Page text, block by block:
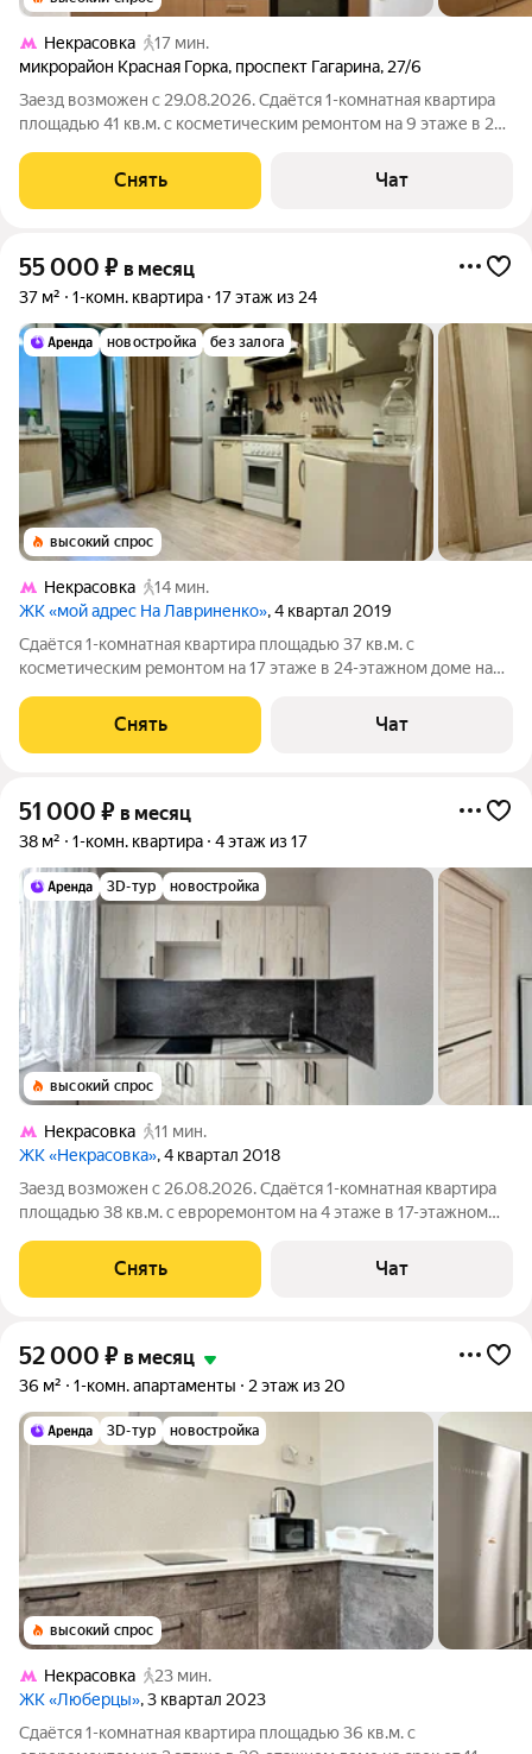
Некрасовка
17 мин.
микрорайон Красная Горка, проспект Гагарина, 27/6
Заезд возможен с 29.08.2026. Сдаётся 1-комнатная квартира
площадью 41 кв.м. с косметическим ремонтом на 9 этаже в 25-
Посудомоечная машина
Снять Чат
55 000 ₽ в месяц
37 м² 1-комн. квартира 17 этаж из 24
новостройка без залога
высокий спрос
Некрасовка
14 мин.
ЖК «мой адрес На Лавриненко», 4 квартал 2019
Сдаётся 1-комнатная квартира площадью 37 кв.м. с
косметическим ремонтом на 17 этаже в 24-этажном доме на
выходят во двор. В подъезде
Снять Чат
51 000 ₽ в месяц
38 м² 1-комн. квартира 4 этаж из 17
3D-тур новостройка
высокий спрос
Некрасовка
11 мин.
ЖК «Некрасовка», 4 квартал 2018
Заезд возможен с 26.08.2026. Сдаётся 1-комнатная квартира
площадью 38 кв.м. с евроремонтом на 4 этаже в 17-этажном
двор. Есть консьерж. В
Снять Чат
52 000 ₽ в месяц
36 м² 1-комн. апартаменты 2 этаж из 20
3D-тур новостройка
высокий спрос
Некрасовка
23 мин.
ЖК «Люберцы», 3 квартал 2023
Сдаётся 1-комнатная квартира площадью 36 кв.м. с